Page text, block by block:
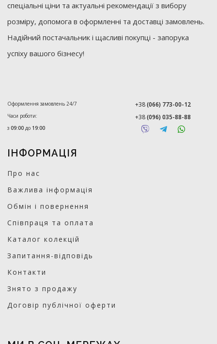
спеціальні ціни та актуальні рекомендації з вибору
розміру, допомога в оформленні та доставці замовлень.
Надійний постачальник і щасливі покупці - запорука
успіху вашого бізнесу!
Оформлення замовлень 24/7
Часи роботи:
з 09:00 до 19:00
+38(066) 773-00-12
+38(096) 035-88-88
ІНФОРМАЦІЯ
Про нас
Важлива інформація
Обмін і повернення
Співпраця та оплата
Каталог колекцій
Запитання-відповідь
Контакти
Знято з продажу
Договір публічної оферти